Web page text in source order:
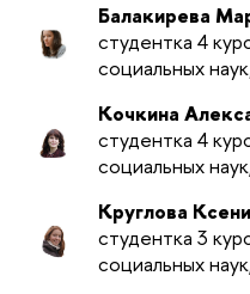
Балакирева
студентка 4
социальных наук
Кочкина
студентка 4
социальных
Круглова
студентка 3
социальных